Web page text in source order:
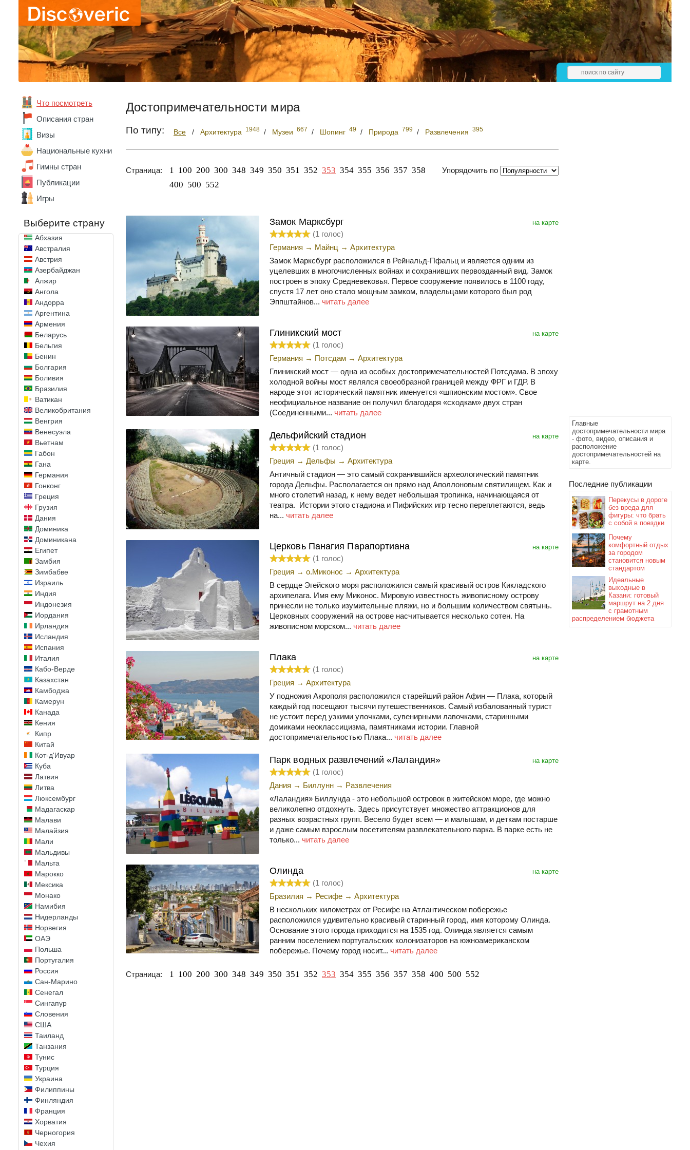
Что посмотреть
Описания стран
Визы
Национальные кухни
Гимны стран
Публикации
Игры
Выберите страну
Абхазия
Австралия
Австрия
Азербайджан
Алжир
Ангола
Андорра
Аргентина
Армения
Беларусь
Бельгия
Бенин
Болгария
Боливия
Бразилия
Ватикан
Великобритания
Венгрия
Венесуэла
Вьетнам
Габон
Гана
Германия
Гонконг
Греция
Грузия
Дания
Доминика
Доминикана
Египет
Замбия
Зимбабве
Израиль
Индия
Индонезия
Иордания
Ирландия
Исландия
Испания
Италия
Кабо-Верде
Казахстан
Камбоджа
Камерун
Канада
Кения
Кипр
Китай
Кот-д'Ивуар
Куба
Латвия
Литва
Люксембург
Мадагаскар
Малави
Малайзия
Мали
Мальдивы
Мальта
Марокко
Мексика
Монако
Намибия
Нидерланды
Норвегия
ОАЭ
Польша
Португалия
Россия
Сан-Марино
Сенегал
Сингапур
Словения
США
Таиланд
Танзания
Тунис
Турция
Украина
Филиппины
Финляндия
Франция
Хорватия
Черногория
Чехия
Главные
достопримечательности мира
- фото, видео, описания и
расположение
достопримечательностей на
карте.
Последние публикации
Перекусы в дороге
без вреда для
фигуры: что брать
с собой в поездки
Почему
комфортный отдых
за городом
становится новым
стандартом
Идеальные
выходные в
Казани: готовый
маршрут на 2 дня
с грамотным
распределением бюджета
Достопримечательности мира
По типу: Все / Архитектура 1948 / Музеи 667 / Шопинг 49 / Природа 799 / Развлечения 395
Упорядочить по
Страница: 1 100 200 300 348 349 350 351 352 353 354 355 356 357 358
400 500 552
на карте
Замок Марксбург
(1 голос)
Германия → Майнц → Архитектура
Замок Марксбург расположился в Рейнальд-Пфальц и является одним из
уцелевших в многочисленных войнах и сохранивших первозданный вид. Замок
построен в эпоху Средневековья. Первое сооружение появилось в 1100 году,
спустя 17 лет оно стало мощным замком, владельцами которого был род
Эппштайнов... читать далее
на карте
Глиникский мост
(1 голос)
Германия → Потсдам → Архитектура
Глиникский мост — одна из особых достопримечательностей Потсдама. В эпоху
холодной войны мост являлся своеобразной границей между ФРГ и ГДР. В
народе этот исторический памятник именуется «шпионским мостом». Свое
неофициальное название он получил благодаря «сходкам» двух стран
(Соединенными... читать далее
на карте
Дельфийский стадион
(1 голос)
Греция → Дельфы → Архитектура
Античный стадион — это самый сохранившийся археологический памятник
города Дельфы. Располагается он прямо над Аполлоновым святилищем. Как и
много столетий назад, к нему ведет небольшая тропинка, начинающаяся от
театра. Истории этого стадиона и Пифийских игр тесно переплетаются, ведь
на... читать далее
на карте
Церковь Панагия Парапортиана
(1 голос)
Греция → о.Миконос → Архитектура
В сердце Эгейского моря расположился самый красивый остров Кикладского
архипелага. Имя ему Миконос. Мировую известность живописному острову
принесли не только изумительные пляжи, но и большим количеством святынь.
Церковных сооружений на острове насчитывается несколько сотен. На
живописном морском... читать далее
на карте
Плака
(1 голос)
Греция → Архитектура
У подножия Акрополя расположился старейший район Афин — Плака, который
каждый год посещают тысячи путешественников. Самый избалованный турист
не устоит перед узкими улочками, сувенирными лавочками, старинными
домиками неоклассицизма, памятниками истории. Главной
достопримечательностью Плака... читать далее
на карте
Парк водных развлечений «Лаландия»
(1 голос)
Дания → Биллунн → Развлечения
«Лаландия» Биллунда - это небольшой островок в житейском море, где можно
великолепно отдохнуть. Здесь присутствует множество аттракционов для
разных возрастных групп. Весело будет всем — и малышам, и деткам постарше
и даже самым взрослым посетителям развлекательного парка. В парке есть не
только... читать далее
на карте
Олинда
(1 голос)
Бразилия → Ресифе → Архитектура
В нескольких километрах от Ресифе на Атлантическом побережье
расположился удивительно красивый старинный город, имя которому Олинда.
Основание этого города приходится на 1535 год. Олинда является самым
ранним поселением португальских колонизаторов на южноамериканском
побережье. Почему город носит... читать далее
Страница: 1 100 200 300 348 349 350 351 352 353 354 355 356 357 358 400 500 552